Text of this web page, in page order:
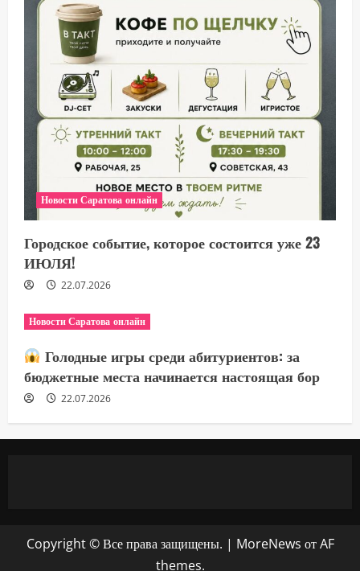
Новости Саратова онлайн
Городское событие, которое состоится уже 23
ИЮЛЯ!
22.07.2026
Новости Саратова онлайн
Голодные игры среди абитуриентов: за
бюджетные места начинается настоящая бор
22.07.2026
Copyright © Все права защищены. | MoreNews от AF
themes.